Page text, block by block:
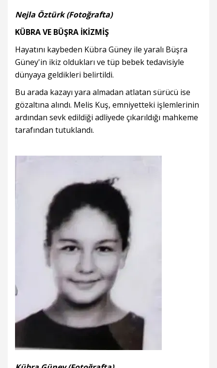
Nejla Öztürk (Fotoğrafta)
KÜBRA VE BÜŞRA İKİZMİŞ
Hayatını kaybeden Kübra Güney ile yaralı Büşra
Güney'in ikiz oldukları ve tüp bebek tedavisiyle
dünyaya geldikleri belirtildi.
Bu arada kazayı yara almadan atlatan sürücü ise
gözaltına alındı. Melis Kuş, emniyetteki işlemlerinin
ardından sevk edildiği adliyede çıkarıldığı mahkeme
tarafından tutuklandı.